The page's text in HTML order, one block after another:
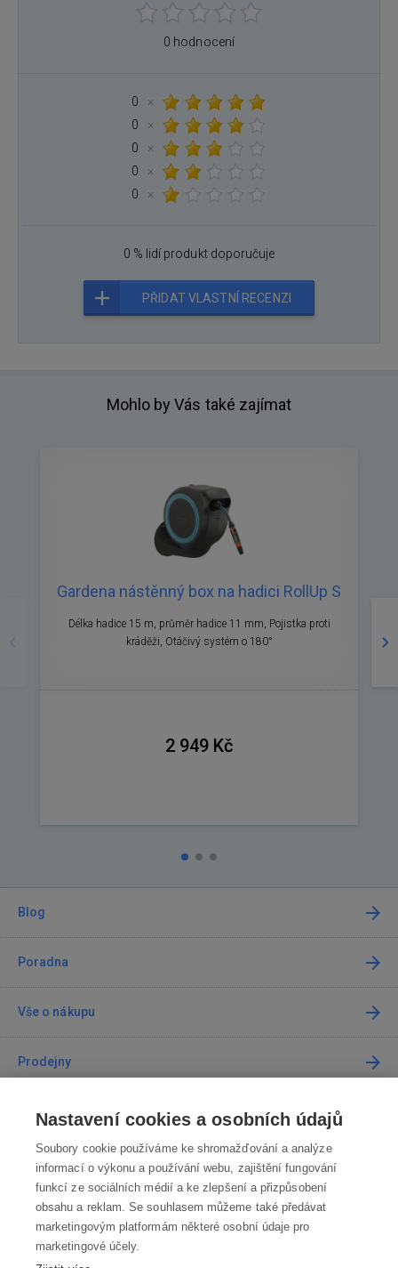
0 hodnocení
0
×
0
×
0
×
0
×
0
×
0 % lidí produkt doporučuje
PŘIDAT VLASTNÍ RECENZI
Mohlo by Vás také zajímat
Gardena nástěnný box na hadici RollUp S
Délka hadice 15 m, průměr hadice 11 mm, Pojistka proti
kráděži, Otáčivý systém o 180°
2 949 Kč
Blog
Poradna
Vše o nákupu
Prodejny
Kontakt
Kontaktujte nás
info@robotworld.cz
220 770 770 Po-Pá 8:00—16:00
Nastavení cookies a osobních údajů
Soubory cookie používáme ke shromažďování a analýze
informací o výkonu a používání webu, zajištění fungování
funkcí ze sociálních médií a ke zlepšení a přizpůsobení
obsahu a reklam. Se souhlasem můžeme také předávat
marketingovým platformám některé osobní údaje pro
marketingové účely.